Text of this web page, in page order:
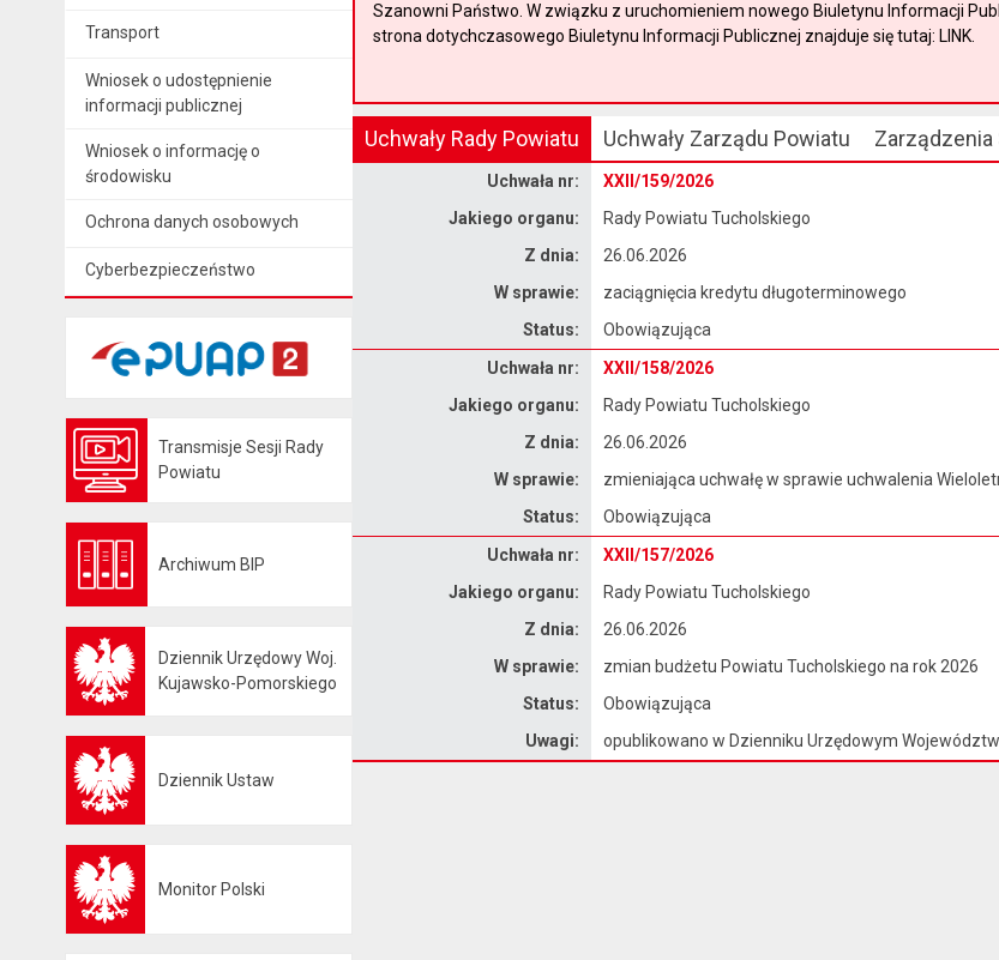
Transport
Wniosek o udostępnienie
informacji publicznej
Wniosek o informację o
środowisku
Ochrona danych osobowych
Cyberbezpieczeństwo
Transmisje Sesji Rady
Powiatu
Archiwum BIP
Dziennik Urzędowy Woj.
Kujawsko-Pomorskiego
Dziennik Ustaw
Monitor Polski
Szanowni Państwo. W związku z uruchomieniem nowego Biuletynu Informacji
strona dotychczasowego Biuletynu Informacji Publicznej znajduje się tutaj: LINK.
Uchwały Rady Powiatu Uchwały Zarządu Powiatu
Uchwała nr:
XXII/159/2026
Jakiego organu:
Rady Powiatu Tucholskiego
Z dnia:
26.06.2026
W sprawie:
zaciągnięcia kredytu długoterminowego
Status:
Obowiązująca
Uchwała nr:
XXII/158/2026
Jakiego organu:
Rady Powiatu Tucholskiego
Z dnia:
26.06.2026
W sprawie:
zmieniająca uchwałę w sprawie uchwalenia
Status:
Obowiązująca
Uchwała nr:
XXII/157/2026
Jakiego organu:
Rady Powiatu Tucholskiego
Z dnia:
26.06.2026
W sprawie:
zmian budżetu Powiatu Tucholskiego na rok 2026
Status:
Obowiązująca
Uwagi:
opublikowano w Dzienniku Urzędowym